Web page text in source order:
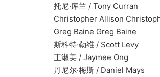
托尼·库兰 / Tony Curran
Christopher Allison
Greg Baine Greg Baine
斯科特·勒维 / Scott Levy
王淑美 / Jaymee Ong
丹尼尔·梅斯 / Daniel Mays